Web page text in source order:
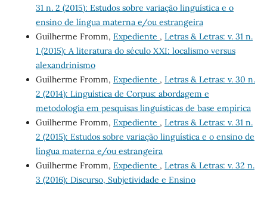
31 n. 2 (2015): Estudos sobre variação linguística e o
ensino de língua materna e/ou estrangeira
Guilherme Fromm, Expediente , Letras & Letras: v. 31 n.
1 (2015): A literatura do século XXI: localismo versus
alexandrinismo
Guilherme Fromm, Expediente , Letras & Letras: v. 30 n.
2 (2014): Linguística de Corpus: abordagem e
metodologia em pesquisas linguísticas de base empírica
Guilherme Fromm, Expediente , Letras & Letras: v. 31 n.
2 (2015): Estudos sobre variação linguística e o ensino de
língua materna e/ou estrangeira
Guilherme Fromm, Expediente , Letras & Letras: v. 32 n.
3 (2016): Discurso, Subjetividade e Ensino